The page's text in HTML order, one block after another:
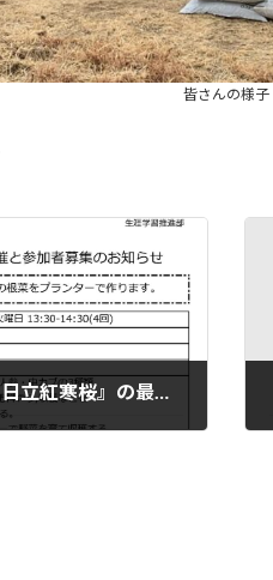
皆さんの様子
仲町交流センターの『日立紅寒桜』の最新状況